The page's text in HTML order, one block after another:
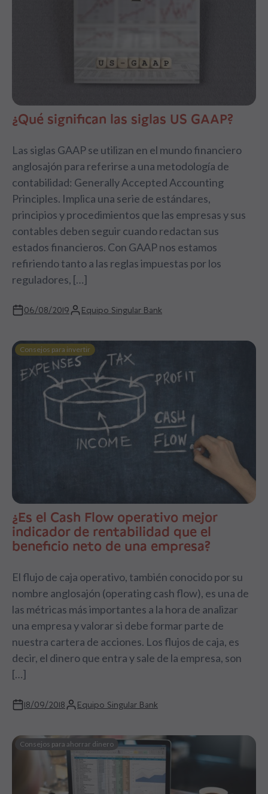
¿Qué significan las siglas US GAAP?
Las siglas GAAP se utilizan en el mundo financiero
anglosajón para referirse a una metodología de
contabilidad: Generally Accepted Accounting
Principles. Implica una serie de estándares,
principios y procedimientos que las empresas y sus
contables deben seguir cuando redactan sus
estados financieros. Con GAAP nos estamos
refiriendo tanto a las reglas impuestas por los
reguladores, […]
06/08/2019 Equipo Singular Bank
Consejos para invertir
¿Es el Cash Flow operativo mejor
indicador de rentabilidad que el
beneficio neto de una empresa?
El flujo de caja operativo, también conocido por su
nombre anglosajón (operating cash flow), es una de
las métricas más importantes a la hora de analizar
una empresa y valorar si debe formar parte de
nuestra cartera de acciones. Los flujos de caja, es
decir, el dinero que entra y sale de la empresa, son
[…]
18/09/2018 Equipo Singular Bank
Consejos para ahorrar dinero